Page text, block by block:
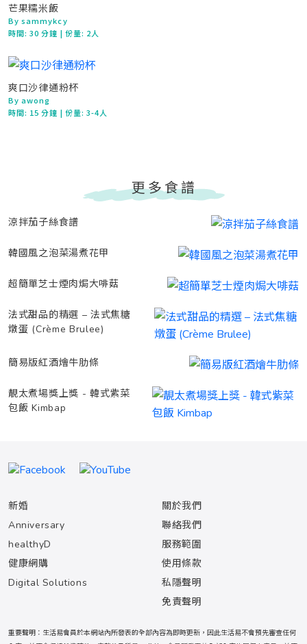
芒果糯米飯
By sammykcy
時間:30 分鐘 | 份量: 2人
爽口沙律通粉杯
By awong
時間: 15 分鐘 | 份量: 3-4人
更多食譜
涼拌茄子絲食譜
韓國風之泡菜湯煮花甲
超簡單芝士煙肉焗大啡菇
法式甜品的精選 – 法式焦糖
燉蛋 (Crème Brulee)
簡易版紅酒燴牛肋條
靚太煮場獎上獎 - 韓式紫菜
包飯 Kimbap
新婚
Anniversary
healthyD
健康網購
Digital Solutions
關於我們
聯絡我們
服務範圍
使用條款
私隱聲明
免責聲明
重要聲明：生活易會員於本網站內所發表的全部內容為即時更新，因此生活易不會預先審查任何